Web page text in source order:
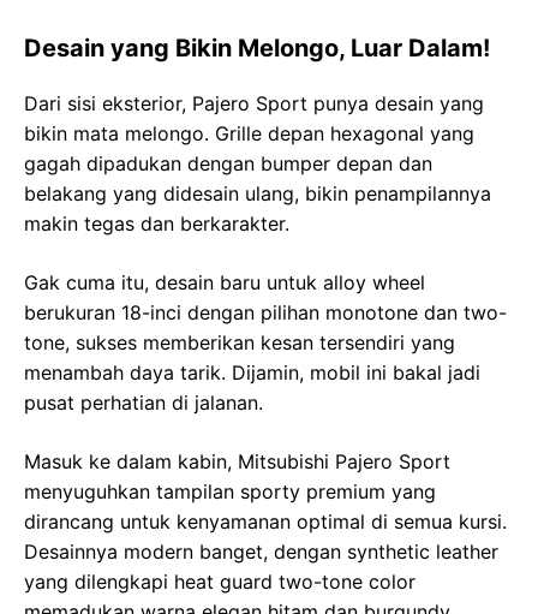
Desain yang Bikin Melongo, Luar Dalam!
Dari sisi eksterior, Pajero Sport punya desain yang
bikin mata melongo. Grille depan hexagonal yang
gagah dipadukan dengan bumper depan dan
belakang yang didesain ulang, bikin penampilannya
makin tegas dan berkarakter.
Gak cuma itu, desain baru untuk alloy wheel
berukuran 18-inci dengan pilihan monotone dan two-
tone, sukses memberikan kesan tersendiri yang
menambah daya tarik. Dijamin, mobil ini bakal jadi
pusat perhatian di jalanan.
Masuk ke dalam kabin, Mitsubishi Pajero Sport
menyuguhkan tampilan sporty premium yang
dirancang untuk kenyamanan optimal di semua kursi.
Desainnya modern banget, dengan synthetic leather
yang dilengkapi heat guard two-tone color